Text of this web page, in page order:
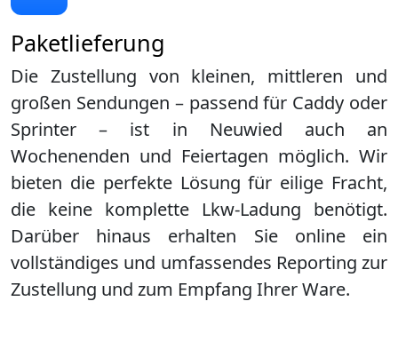
Paketlieferung
Die Zustellung von kleinen, mittleren und
großen Sendungen – passend für Caddy oder
Sprinter – ist in Neuwied auch an
Wochenenden und Feiertagen möglich. Wir
bieten die perfekte Lösung für eilige Fracht,
die keine komplette Lkw-Ladung benötigt.
Darüber hinaus erhalten Sie online ein
vollständiges und umfassendes Reporting zur
Zustellung und zum Empfang Ihrer Ware.